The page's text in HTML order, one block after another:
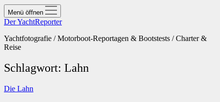
Menü öffnen
Der YachtReporter
Yachtfotografie / Motorboot-Reportagen & Bootstests / Charter &
Reise
Schlagwort: Lahn
Die Lahn